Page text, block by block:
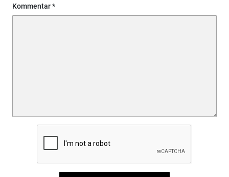
Kommentar